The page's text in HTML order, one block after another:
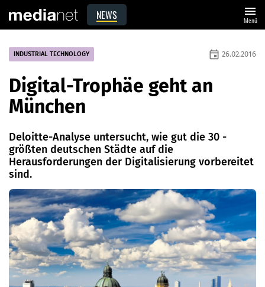
NEWS menu
Menü
INDUSTRIAL TECHNOLOGY event 26.02.2016
Digital-Trophäe geht an
München
Deloitte-Analyse untersucht, wie gut die 30 ­
größten ­deutschen Städte auf die
Herausforderungen der ­Digitalisierung vorbereitet
sind.